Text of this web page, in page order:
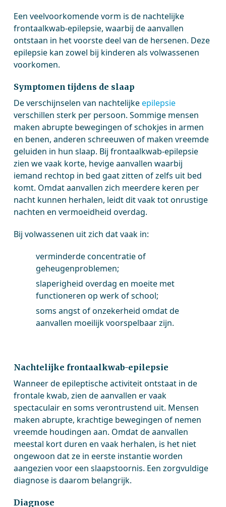
Een veelvoorkomende vorm is de nachtelijke
frontaalkwab-epilepsie, waarbij de aanvallen
ontstaan in het voorste deel van de hersenen. Deze
epilepsie kan zowel bij kinderen als volwassenen
voorkomen.
Symptomen tijdens de slaap
De verschijnselen van nachtelijkeepilepsie
verschillen sterk per persoon. Sommige mensen
maken abrupte bewegingen of schokjes in armen
en benen, anderen schreeuwen of maken vreemde
geluiden in hun slaap. Bij frontaalkwab-epilepsie
zien we vaak korte, hevige aanvallen waarbij
iemand rechtop in bed gaat zitten of zelfs uit bed
komt. Omdat aanvallen zich meerdere keren per
nacht kunnen herhalen, leidt dit vaak tot onrustige
nachten en vermoeidheid overdag.
Bij volwassenen uit zich dat vaak in:
verminderde concentratie of
geheugenproblemen;
slaperigheid overdag en moeite met
functioneren op werk of school;
soms angst of onzekerheid omdat de
aanvallen moeilijk voorspelbaar zijn.
Nachtelijke frontaalkwab-epilepsie
Wanneer de epileptische activiteit ontstaat in de
frontale kwab, zien de aanvallen er vaak
spectaculair en soms verontrustend uit. Mensen
maken abrupte, krachtige bewegingen of nemen
vreemde houdingen aan. Omdat de aanvallen
meestal kort duren en vaak herhalen, is het niet
ongewoon dat ze in eerste instantie worden
aangezien voor een slaapstoornis. Een zorgvuldige
diagnose is daarom belangrijk.
Diagnose